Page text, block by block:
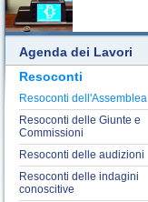
Agenda dei Lavori
Resoconti
Resoconti dell'Assemblea
Resoconti delle Giunte e
Commissioni
Resoconti delle audizioni
Resoconti delle indagini
conoscitive